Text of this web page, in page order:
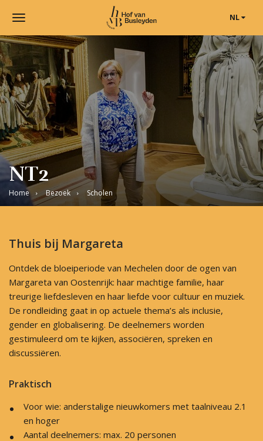
NL
Toggle
navigation
Museum
Hof
van
Busleyden
|
Museum
in
Mechelen
NT2
Home Bezoek Scholen
Thuis bij Margareta
Ontdek de bloeiperiode van Mechelen door de ogen van
Margareta van Oostenrijk: haar machtige familie, haar
treurige liefdesleven en haar liefde voor cultuur en muziek.
De rondleiding gaat in op actuele thema’s als inclusie,
gender en globalisering. De deelnemers worden
gestimuleerd om te kijken, associëren, spreken en
discussiëren.
Praktisch
Voor wie: anderstalige nieuwkomers met taalniveau 2.1
en hoger
Aantal deelnemers: max. 20 personen